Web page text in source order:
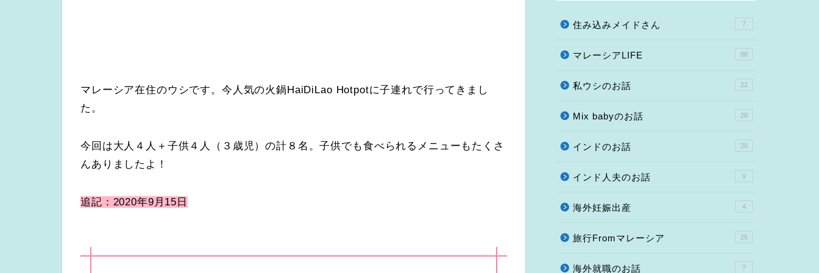
マレーシア在住のウシです。今人気の火鍋HaiDiLao Hotpotに子連れで行ってきまし
た。
今回は大人４人＋子供４人（３歳児）の計８名。子供でも食べられるメニューもたくさ
んありましたよ！
追記：2020年9月15日
住み込みメイドさん 7
マレーシアLIFE 88
私ウシのお話 22
Mix babyのお話 28
インドのお話 20
インド人夫のお話 9
海外妊娠出産 4
旅行Fromマレーシア 25
海外就職のお話 7